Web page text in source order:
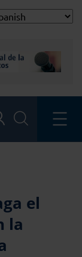
el
la